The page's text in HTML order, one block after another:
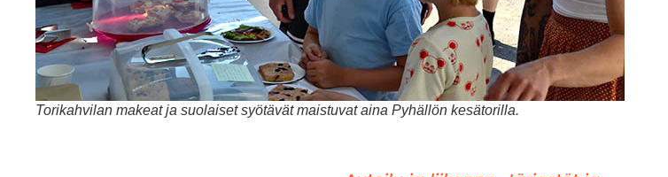
Torikahvilan makeat ja suolaiset syötävät maistuvat aina Pyhällön kesätorilla.